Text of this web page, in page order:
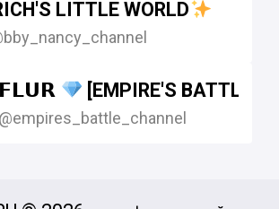
LITTLE WORLD
[EMPIRE'S BATTLE]